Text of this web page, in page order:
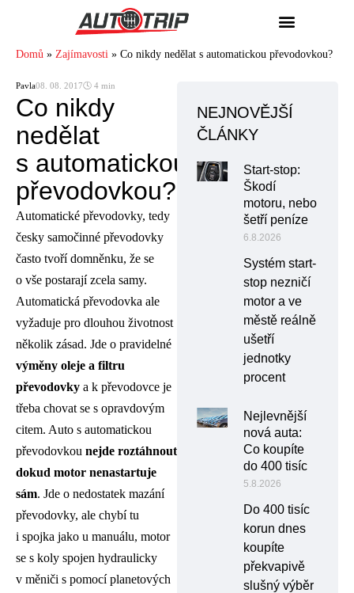
Domů » Zajímavosti » Co nikdy nedělat s automatickou převodovkou?
Pavla08. 08. 2017🕓 4 min
Co nikdy
nedělat
s automatickou
převodovkou?
Automatické převodovky, tedy
česky samočinné převodovky
často tvoří domněnku, že se
o vše postarají zcela samy.
Automatická převodovka ale
vyžaduje pro dlouhou životnost
několik zásad. Jde o pravidelné
výměny oleje a filtru
převodovky a k převodovce je
třeba chovat se s opravdovým
citem. Auto s automatickou
převodovkou nejde roztáhnout
dokud motor nenastartuje
sám. Jde o nedostatek mazání
převodovky, ale chybí tu
i spojka jako u manuálu, motor
se s koly spojen hydraulicky
v měniči s pomocí planetových
NEJNOVĚJŠÍ
ČLÁNKY
Start-stop:
Škodí
motoru, nebo
šetří peníze
6.8.2026
Systém start-
stop nezničí
motor a ve
městě reálně
ušetří
jednotky
procent
Nejlevnější
nová auta:
Co koupíte
do 400 tisíc
5.8.2026
Do 400 tisíc
korun dnes
koupíte
překvapivě
slušný výběr